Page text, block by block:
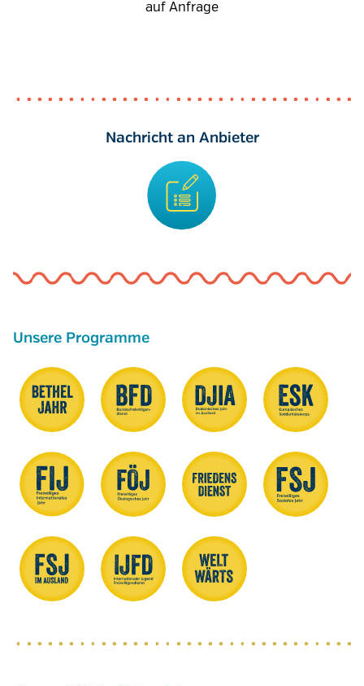
auf Anfrage
Nachricht an Anbieter
Unsere Programme